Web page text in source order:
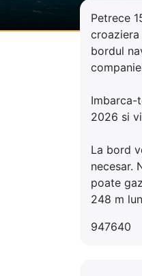
Petrece
croaziera
bordul
Imbarca-
2026 si
La bord
necesar.
poate
248 m
947640